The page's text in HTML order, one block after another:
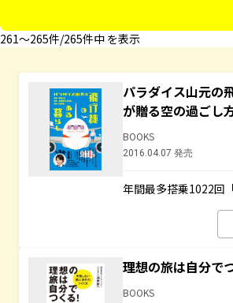
261〜265件/265件中 を表示
パラダイス山元の
が贈る空の過ごし
BOOKS
2016.04.07 発売
年間最多搭乗1022回
理想の旅は自分で
BOOKS